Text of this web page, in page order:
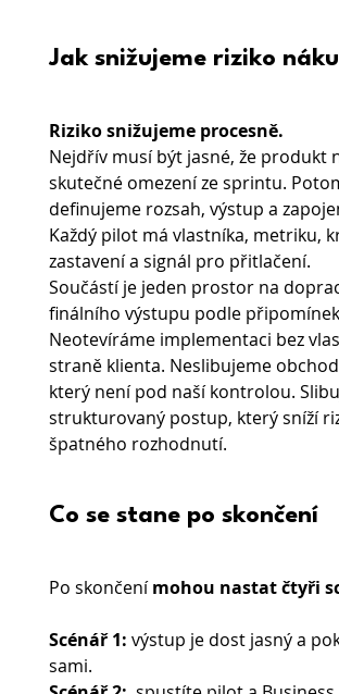
Jak snižujeme riziko
Riziko snižujeme procesně.
Nejdřív musí být jasné, že produkt
skutečné omezení ze sprintu.
definujeme rozsah, výstup a
Každý pilot má vlastníka, metriku,
zastavení a signál pro přitlačení.
Součástí je jeden prostor na
finálního výstupu podle
Neotevíráme implementaci bez
straně klienta. Neslibujeme
který není pod naší kontrolou.
strukturovaný postup, který sníží
špatného rozhodnutí.
Co se stane po skončení
Po skončení mohou nastat čtyři
Scénář 1: výstup je dost jasný a
sami.